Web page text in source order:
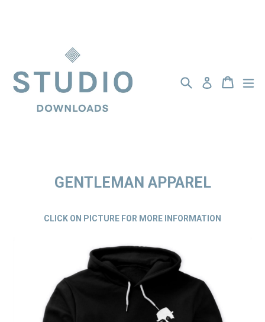
RechercheSe connecter
Panier
Panier
GENTLEMAN APPAREL
CLICK ON PICTURE FOR MORE INFORMATION